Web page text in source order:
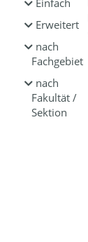
Einfach
Erweitert
nach
Fachgebiet
nach
Fakultät /
Sektion